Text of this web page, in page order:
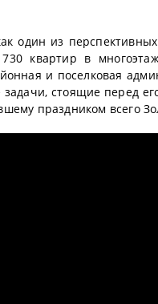
один из
квартир в
и поселковая
стоящие перед
праздником всего